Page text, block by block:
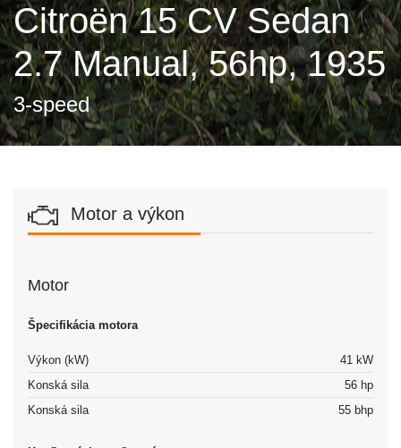
Citroën 15 CV Sedan
2.7 Manual, 56hp, 1935
3-speed
Motor a výkon
Motor
Špecifikácia motora
Výkon (kW)
41 kW
Konská sila
56 hp
Konská sila
55 bhp